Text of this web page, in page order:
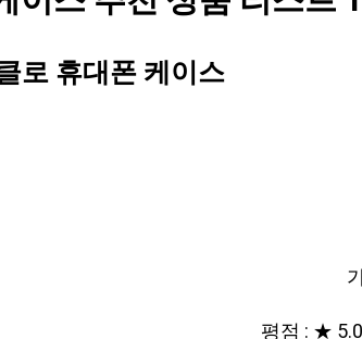
로 휴대폰 케이스
평점 : ★